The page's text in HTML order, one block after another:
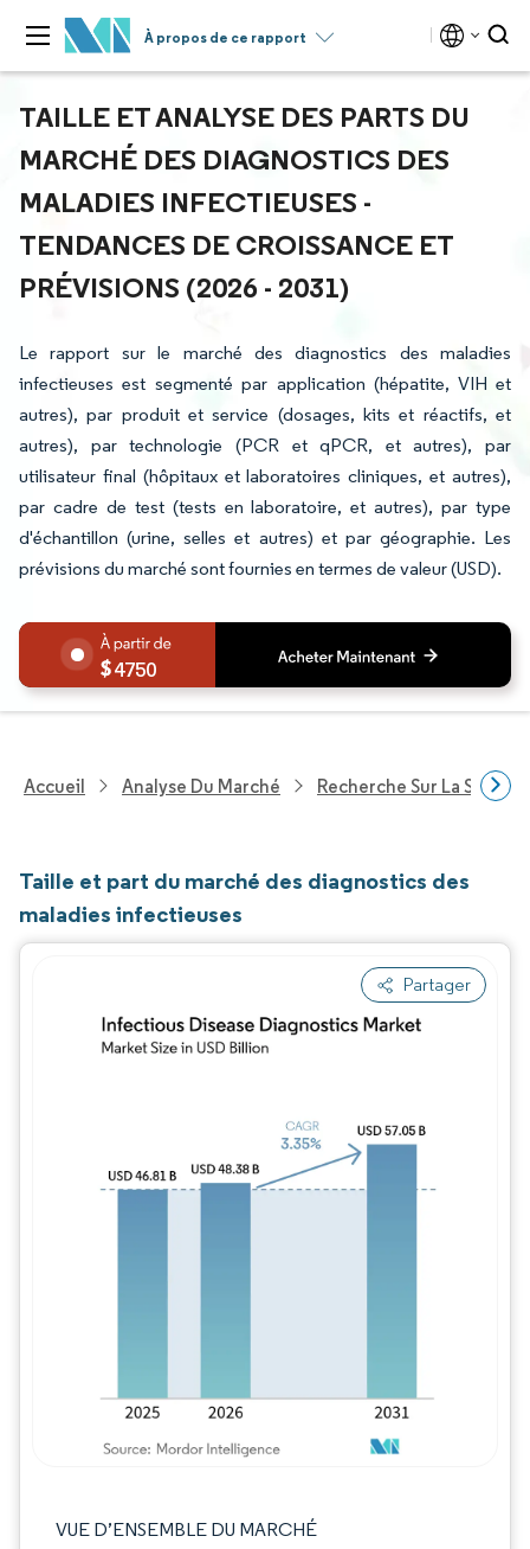
À propos de ce rapport
TAILLE ET ANALYSE DES PARTS DU
MARCHÉ DES DIAGNOSTICS DES
MALADIES INFECTIEUSES -
TENDANCES DE CROISSANCE ET
PRÉVISIONS (2026 - 2031)
Le rapport sur le marché des diagnostics des maladies
infectieuses est segmenté par application (hépatite, VIH et
autres), par produit et service (dosages, kits et réactifs, et
autres), par technologie (PCR et qPCR, et autres), par
utilisateur final (hôpitaux et laboratoires cliniques, et autres),
par cadre de test (tests en laboratoire, et autres), par type
d'échantillon (urine, selles et autres) et par géographie. Les
prévisions du marché sont fournies en termes de valeur (USD).
4750
Accueil Analyse Du Marché Recherche Sur La Santé
Taille et part du marché des diagnostics des
maladies infectieuses
Partager
VUE D’ENSEMBLE DU MARCHÉ